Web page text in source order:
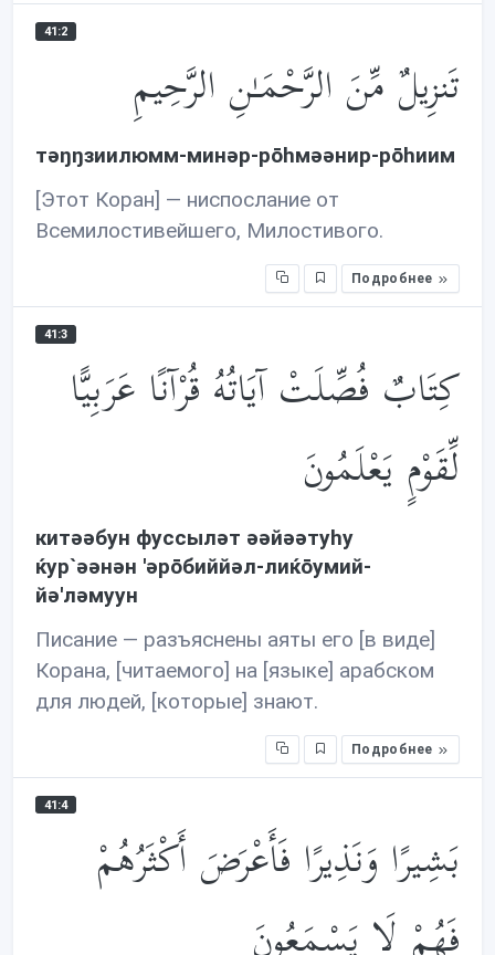
41:2
تَنزِيلٌ مِّنَ الرَّحْمَـٰنِ الرَّحِيمِ
тəŋŋзиилюмм-минəр-рōhмəəнир-рōhиим
[Этот Коран] — ниспослание от
Всемилостивейшего, Милостивого.
Подробнее
41:3
كِتَابٌ فُصِّلَتْ آيَاتُهُ قُرْآنًا عَرَبِيًّا
لِّقَوْمٍ يَعْلَمُونَ
китəəбун фуссылəт əəйəəтуhу
ќур`əəнəн 'əрōбиййəл-лиќōумий-
йə'лəмуун
Писание — разъяснены аяты его [в виде]
Корана, [читаемого] на [языке] арабском
для людей, [которые] знают.
Подробнее
41:4
بَشِيرًا وَنَذِيرًا فَأَعْرَضَ أَكْثَرُهُمْ